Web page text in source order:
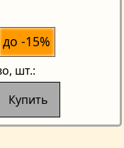
до -15%
, шт.:
Купить